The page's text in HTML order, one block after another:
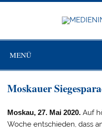
Zum
MENÜ
Moskauer
Moskau, 27. Mai 2020. Auf
Woche entschieden, dass